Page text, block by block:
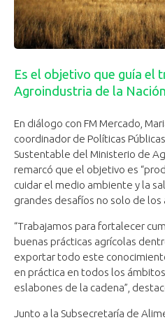
Es el objetivo que guía el
Agroindustria de la
En diálogo con FM Mercado,
coordinador de Políticas
Sustentable del Ministerio de
remarcó que el objetivo es
cuidar el medio ambiente y la
grandes desafíos no solo de
“Trabajamos para fortalecer
buenas prácticas agrícolas
exportar todo este
en práctica en todos los
eslabones de la cadena”,
Junto a la Subsecretaría de